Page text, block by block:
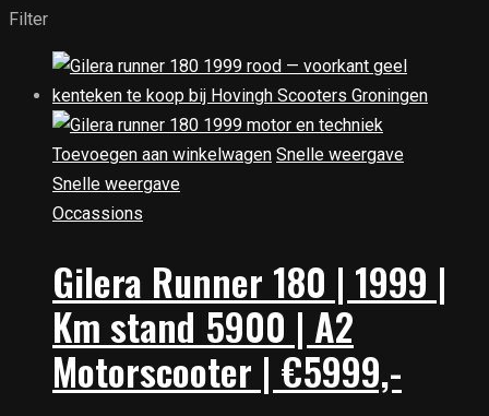
Filter
Toevoegen aan winkelwagen Snelle weergave
Snelle weergave
Occassions
Gilera Runner 180 | 1999 |
Km stand 5900 | A2
Motorscooter | €5999,-